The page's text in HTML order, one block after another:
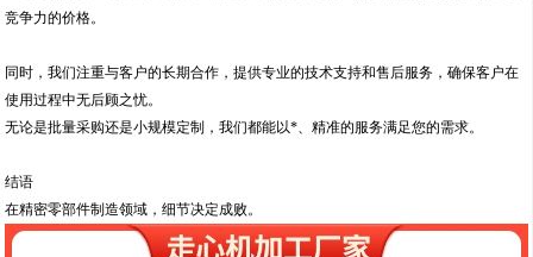
竞争力的价格。
同时，我们注重与客户的长期合作，提供专业的技术支持和售后服务，确保客户在
使用过程中无后顾之忧。
无论是批量采购还是小规模定制，我们都能以*、精准的服务满足您的需求。
结语
在精密零部件制造领域，细节决定成败。